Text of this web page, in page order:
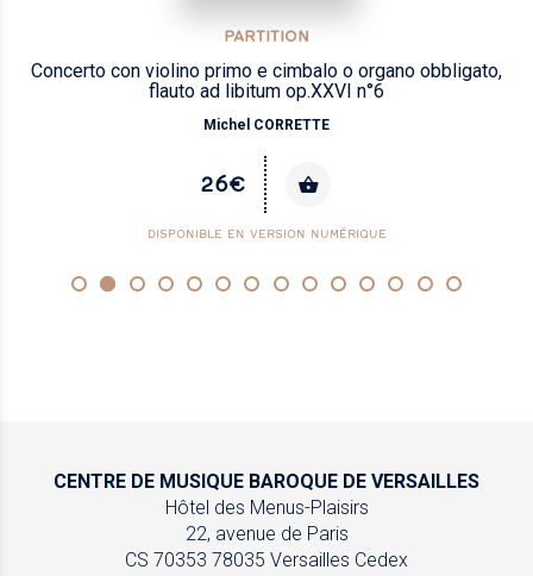
PARTITION
Concerto con violino primo e cimbalo o organo obbligato,
flauto ad libitum op.XXVI n°6
Michel CORRETTE
26€
DISPONIBLE EN VERSION NUMÉRIQUE
CENTRE DE MUSIQUE BAROQUE DE VERSAILLES
Hôtel des Menus-Plaisirs
22, avenue de Paris
CS 70353 78035 Versailles Cedex